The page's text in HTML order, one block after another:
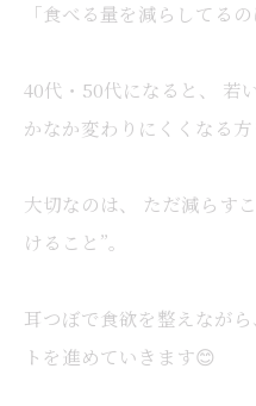
「食べる量を減らしてる
40代・50代になると、 若
かなか変わりにくくなる方
大切なのは、 ただ減らす
けること”。
耳つぼで食欲を整えなが
トを進めていきます😊